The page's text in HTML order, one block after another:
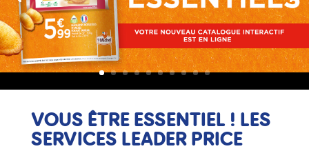
VOUS ÊTRE ESSENTIEL ! LES
SERVICES LEADER PRICE